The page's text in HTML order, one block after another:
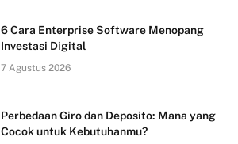
6 Cara Enterprise Software Menopang
Investasi Digital
7 Agustus 2026
Perbedaan Giro dan Deposito: Mana yang
Cocok untuk Kebutuhanmu?